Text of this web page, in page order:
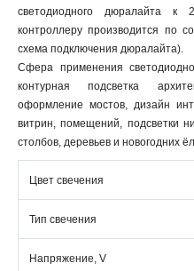
светодиодного дюралайта к
контроллеру производится по
схема подключения дюралайта).
Сфера применения
контурная подсветка
оформление мостов, дизайн
витрин, помещений, подсветки
столбов, деревьев и новогодних
Цвет свечения
Тип свечения
Напряжение, V